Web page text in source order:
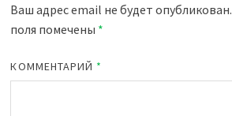
Ваш адрес email не будет опубликован.
поля помечены *
КОММЕНТАРИЙ *